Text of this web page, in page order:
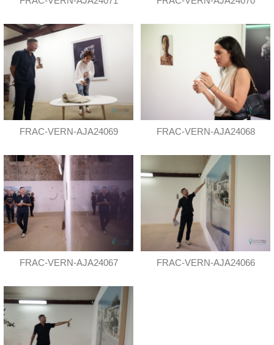
FRAC-VERN-AJA24069 FRAC-VERN-AJA24068
FRAC-VERN-AJA24067 FRAC-VERN-AJA24066